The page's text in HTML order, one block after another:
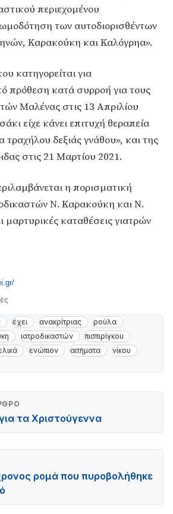
περιεχομένου
των αυτοδιορισθέντων
Καρακούκη και Καλόγρηα».
κατηγορείται για
πρόθεση κατά συρροή για τους
Μαλένας στις 13 Απριλίου
είχε κάνει επιτυχή θεραπεία
τραχήλου δεξιάς γνάθου», και της
στις 21 Μαρτίου 2021.
η πορισματική
Ν. Καρακούκη και Ν.
καταθέσεις γιατρών
έχει ανακρίτριας
ρούλα
ιατροδικαστών
πισπιρίγκου
ενώπιον αιτήματα
νίκου
τα Χριστούγεννα
ρομά που πυροβολήθηκε